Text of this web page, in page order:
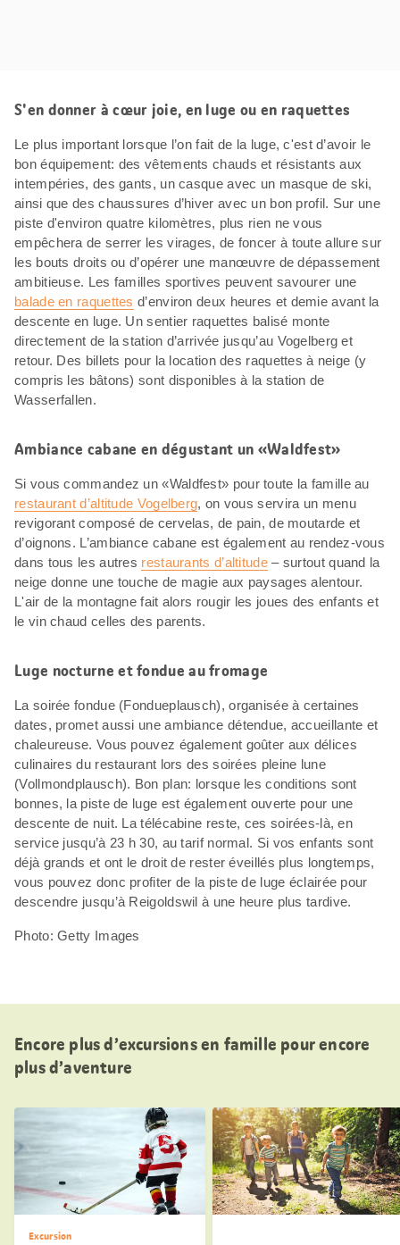
S'en donner à cœur joie, en luge ou en raquettes
Le plus important lorsque l’on fait de la luge, c'est d’avoir le
bon équipement: des vêtements chauds et résistants aux
intempéries, des gants, un casque avec un masque de ski,
ainsi que des chaussures d’hiver avec un bon profil. Sur une
piste d'environ quatre kilomètres, plus rien ne vous
empêchera de serrer les virages, de foncer à toute allure sur
les bouts droits ou d’opérer une manœuvre de dépassement
ambitieuse. Les familles sportives peuvent savourer une
balade en raquettes d’environ deux heures et demie avant la
descente en luge. Un sentier raquettes balisé monte
directement de la station d’arrivée jusqu’au Vogelberg et
retour. Des billets pour la location des raquettes à neige (y
compris les bâtons) sont disponibles à la station de
Wasserfallen.
Ambiance cabane en dégustant un «Waldfest»
Si vous commandez un «Waldfest» pour toute la famille au
restaurant d’altitude Vogelberg, on vous servira un menu
revigorant composé de cervelas, de pain, de moutarde et
d’oignons. L’ambiance cabane est également au rendez-vous
dans tous les autres restaurants d’altitude– surtout quand la
neige donne une touche de magie aux paysages alentour.
L'air de la montagne fait alors rougir les joues des enfants et
le vin chaud celles des parents.
Luge nocturne et fondue au fromage
La soirée fondue (Fondueplausch), organisée à certaines
dates, promet aussi une ambiance détendue, accueillante et
chaleureuse. Vous pouvez également goûter aux délices
culinaires du restaurant lors des soirées pleine lune
(Vollmondplausch). Bon plan: lorsque les conditions sont
bonnes, la piste de luge est également ouverte pour une
descente de nuit. La télécabine reste, ces soirées-là, en
service jusqu’à 23 h 30, au tarif normal. Si vos enfants sont
déjà grands et ont le droit de rester éveillés plus longtemps,
vous pouvez donc profiter de la piste de luge éclairée pour
descendre jusqu’à Reigoldswil à une heure plus tardive.
Photo: Getty Images
Encore plus d’excursions en famille pour encore
plus d’aventure
Excursion